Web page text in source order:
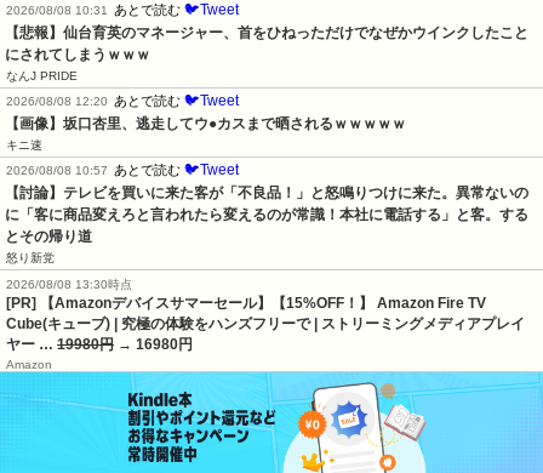
2026/08/08 10:31
あとで読む 🐦Tweet
【悲報】仙台育英のマネージャー、首をひねっただけでなぜかウインクしたこと
にされてしまうｗｗｗ
なんJ PRIDE
2026/08/08 12:20
あとで読む 🐦Tweet
【画像】坂口杏里、逃走してウ●カスまで晒されるｗｗｗｗｗ
キニ速
2026/08/08 10:57
あとで読む 🐦Tweet
【討論】テレビを買いに来た客が「不良品！」と怒鳴りつけに来た。異常ないの
に「客に商品変えろと言われたら変えるのが常識！本社に電話する」と客。する
とその帰り道
怒り新党
2026/08/08 13:30時点
[PR] 【Amazonデバイスサマーセール】【15%OFF！】 Amazon Fire TV
Cube(キューブ) | 究極の体験をハンズフリーで | ストリーミングメディアプレイ
ヤー … 19980円 → 16980円
Amazon